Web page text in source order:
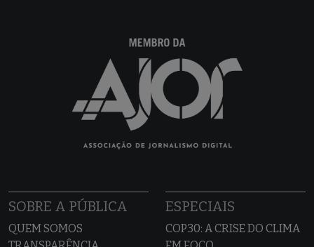
SOBRE A PÚBLICA
QUEM SOMOS
ESPECIAIS
COP30: A CRISE DO CLIMA